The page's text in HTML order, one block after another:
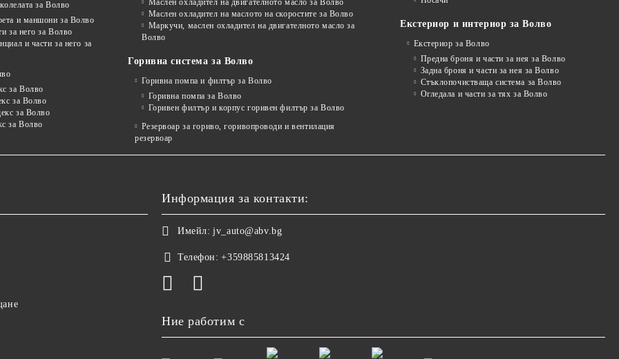
за Волво
и маншони за Волво
за него за Волво
и части за него за
за Волво
за Волво
за Волво
за Волво
Маслен охладител на двигателното масло за Волво
Маслен охладител на маслото на скоростите за Волво
Маркучи, маслен охладител на двигателното масло за
Волво
Горивна система за Волво
Горивна помпа и филтър за Волво
Горивна помпа за Волво
Горивен филтър и корпус горивен филтър за Волво
Резервоар за гориво, горивопроводи и вентилация
резервоар
Екстериор и интериор за Волво
Екстериор за Волво
Предна броня и части за нея за Волво
Задна броня и части за нея за Волво
Стъклопочистваща система за Волво
Огледала и части за тях за Волво
Информация за контакти:
Имейл: jv_auto@abv.bg
Телефон: +359885813424
Ние работим с